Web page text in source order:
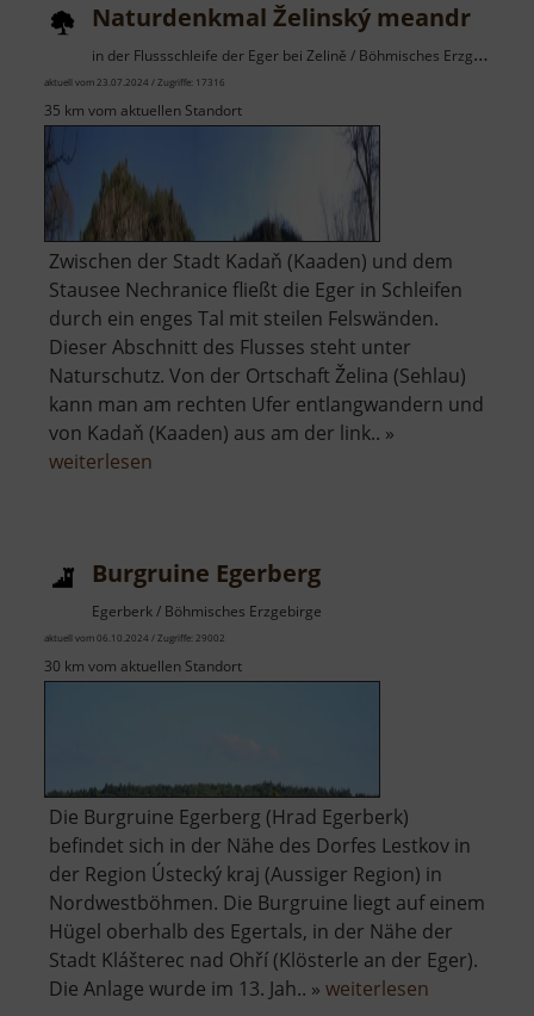
Naturdenkmal Želinský meandr
in der Flussschleife der Eger bei Zelině / Böhmisches Erzgebirge
aktuell vom 23.07.2024 / Zugriffe: 17316
35 km vom aktuellen Standort
Zwischen der Stadt Kadaň (Kaaden) und dem
Stausee Nechranice fließt die Eger in Schleifen
durch ein enges Tal mit steilen Felswänden.
Dieser Abschnitt des Flusses steht unter
Naturschutz. Von der Ortschaft Želina (Sehlau)
kann man am rechten Ufer entlangwandern und
von Kadaň (Kaaden) aus am der link.. »
weiterlesen
Burgruine Egerberg
Egerberk / Böhmisches Erzgebirge
aktuell vom 06.10.2024 / Zugriffe: 29002
30 km vom aktuellen Standort
Die Burgruine Egerberg (Hrad Egerberk)
befindet sich in der Nähe des Dorfes Lestkov in
der Region Ústecký kraj (Aussiger Region) in
Nordwestböhmen. Die Burgruine liegt auf einem
Hügel oberhalb des Egertals, in der Nähe der
Stadt Klášterec nad Ohří (Klösterle an der Eger).
Die Anlage wurde im 13. Jah.. » weiterlesen